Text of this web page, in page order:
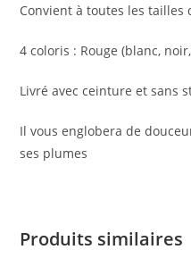
Convient à toutes les tailles
4 coloris : Rouge (blanc,
Livré avec ceinture et sans
Il vous englobera de
ses plumes
Produits similaires